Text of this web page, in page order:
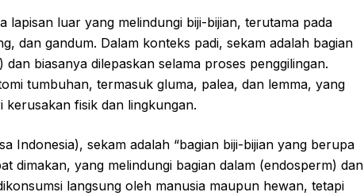
lapisan luar yang melindungi biji-bijian, terutama pada
dan gandum. Dalam konteks padi, sekam adalah bagian
biasanya dilepaskan selama proses penggilingan.
tumbuhan, termasuk gluma, palea, dan lemma, yang
kerusakan fisik dan lingkungan.
Indonesia), sekam adalah “bagian biji-bijian yang berupa
dimakan, yang melindungi bagian dalam (endosperm) dan
langsung oleh manusia maupun hewan, tetapi